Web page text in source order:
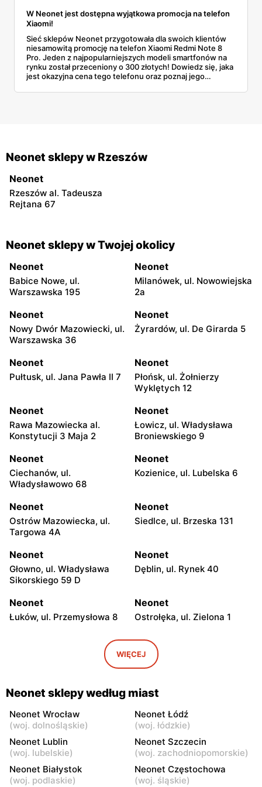
W Neonet jest dostępna wyjątkowa promocja na telefon
Xiaomi!
Sieć sklepów Neonet przygotowała dla swoich klientów
niesamowitą promocję na telefon Xiaomi Redmi Note 8
Pro. Jeden z najpopularniejszych modeli smartfonów na
rynku został przeceniony o 300 złotych! Dowiedz się, jaka
jest okazyjna cena tego telefonu oraz poznaj jego
Neonet sklepy w Rzeszów
Neonet
Rzeszów al. Tadeusza
Rejtana 67
Neonet sklepy w Twojej okolicy
Neonet
Babice Nowe, ul.
Warszawska 195
Neonet
Milanówek, ul. Nowowiejska
2a
Neonet
Nowy Dwór Mazowiecki, ul.
Warszawska 36
Neonet
Żyrardów, ul. De Girarda 5
Neonet
Pułtusk, ul. Jana Pawła II 7
Neonet
Płońsk, ul. Żołnierzy
Wyklętych 12
Neonet
Rawa Mazowiecka al.
Konstytucji 3 Maja 2
Neonet
Łowicz, ul. Władysława
Broniewskiego 9
Neonet
Ciechanów, ul.
Władysławowo 68
Neonet
Kozienice, ul. Lubelska 6
Neonet
Ostrów Mazowiecka, ul.
Targowa 4A
Neonet
Siedlce, ul. Brzeska 131
Neonet
Głowno, ul. Władysława
Sikorskiego 59 D
Neonet
Dęblin, ul. Rynek 40
Neonet
Łuków, ul. Przemysłowa 8
Neonet
Ostrołęka, ul. Zielona 1
Tomaszów Mazowiecki, ul.
Neonet
Gostynin, ul. Zamkowa 29a
Neonet
Mława al. Józefa
Piłsudskiego 35
Neonet
Neonet
Kutno, ul. Żwirki i Wigury 4a
Neonet
Chorzele, ul. Zygmunta
Padlewskiego 2
Neonet Neonet
WIĘCEJ
Neonet sklepy według miast
Neonet Wrocław
(woj. dolnośląskie)
Neonet Łódź
(woj. łódzkie)
Neonet Lublin
(woj. lubelskie)
Neonet Szczecin
(woj. zachodniopomorskie)
Neonet Białystok
(woj. podlaskie)
Neonet Częstochowa
(woj. śląskie)